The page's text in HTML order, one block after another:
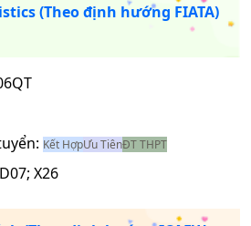
(Theo định hướng FIATA)
Kết HợpƯu TiênĐT THPT
X26